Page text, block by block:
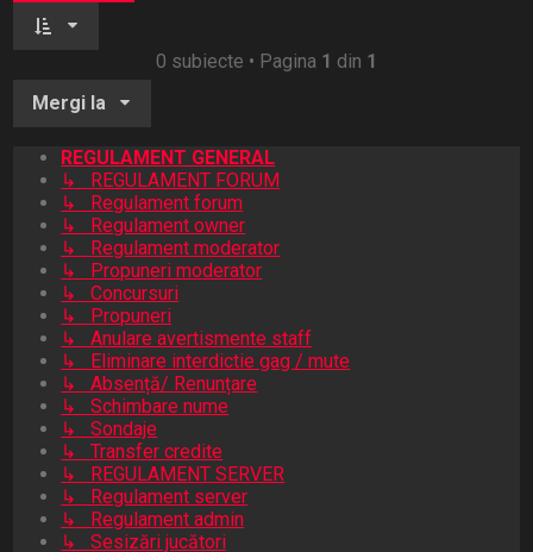
0 subiecte • Pagina 1 din 1
Mergi la
REGULAMENT GENERAL
↳ REGULAMENT FORUM
↳ Regulament forum
↳ Regulament owner
↳ Regulament moderator
↳ Propuneri moderator
↳ Concursuri
↳ Propuneri
↳ Anulare avertismente staff
↳ Eliminare interdictie gag / mute
↳ Absență/ Renunțare
↳ Schimbare nume
↳ Sondaje
↳ Transfer credite
↳ REGULAMENT SERVER
↳ Regulament server
↳ Regulament admin
↳ Sesizări jucători